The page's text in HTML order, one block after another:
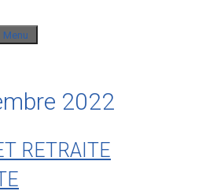
Menu
2022
RETRAITE